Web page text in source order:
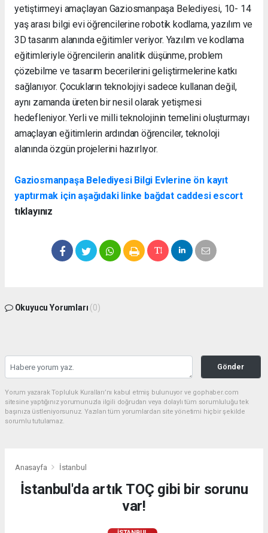
yetiştirmeyi amaçlayan Gaziosmanpaşa Belediyesi, 10- 14
yaş arası bilgi evi öğrencilerine robotik kodlama, yazılım ve
3D tasarım alanında eğitimler veriyor. Yazılım ve kodlama
eğitimleriyle öğrencilerin analitik düşünme, problem
çözebilme ve tasarım becerilerini geliştirmelerine katkı
sağlanıyor. Çocukların teknolojiyi sadece kullanan değil,
aynı zamanda üreten bir nesil olarak yetişmesi
hedefleniyor. Yerli ve milli teknolojinin temelini oluşturmayı
amaçlayan eğitimlerin ardından öğrenciler, teknoloji
alanında özgün projelerini hazırlıyor.
Gaziosmanpaşa Belediyesi Bilgi Evlerine ön kayıt
yaptırmak için aşağıdaki linke bağdat caddesi escort
tıklayınız
Okuyucu Yorumları (0)
Gönder
Yorum yazarak Topluluk Kuralları’nı kabul etmiş bulunuyor ve gophaber.com
sitesine yaptığınız yorumunuzla ilgili doğrudan veya dolaylı tüm sorumluluğu tek
başınıza üstleniyorsunuz. Yazılan tüm yorumlardan site yönetimi hiçbir şekilde
sorumlu tutulamaz.
Anasayfa İstanbul
İstanbul'da artık TOÇ gibi bir sorunu
var!